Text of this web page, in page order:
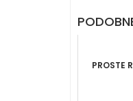
PROSTE